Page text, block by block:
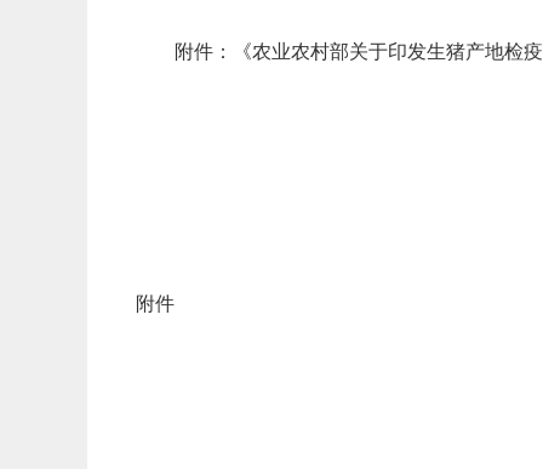
附件：《农业农村部关于印发生猪产地检
附件